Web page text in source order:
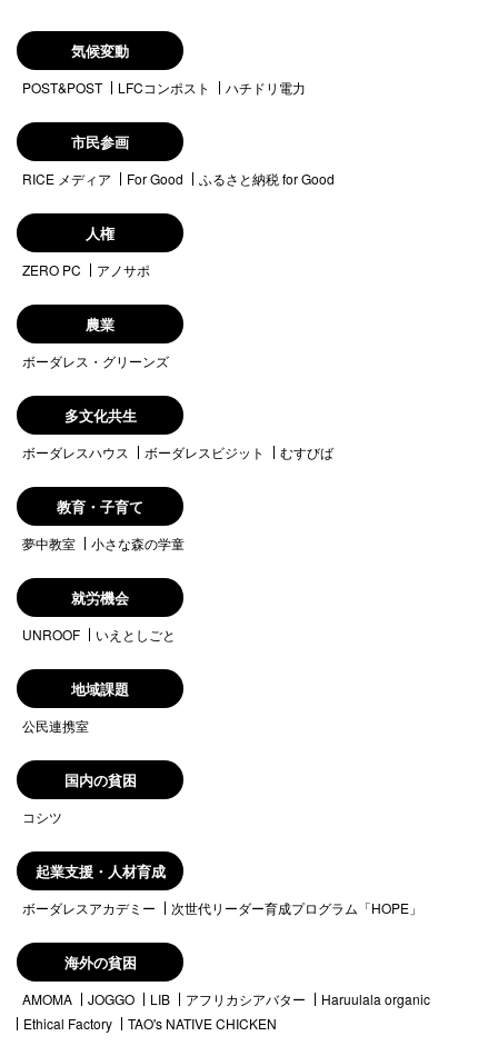
気候変動
POST&POST LFCコンポスト ハチドリ電力
市民参画
RICE メディア For Good ふるさと納税 for Good
人権
ZERO PC アノサポ
農業
ボーダレス・グリーンズ
多文化共生
ボーダレスハウス ボーダレスビジット むすびば
教育・子育て
夢中教室 小さな森の学童
就労機会
UNROOF いえとしごと
地域課題
公民連携室
国内の貧困
コシツ
起業支援・人材育成
ボーダレスアカデミー 次世代リーダー育成プログラム「HOPE」
海外の貧困
AMOMA JOGGO LIB アフリカシアバター
Haruulala organic
Ethical Factory
TAO's NATIVE CHICKEN